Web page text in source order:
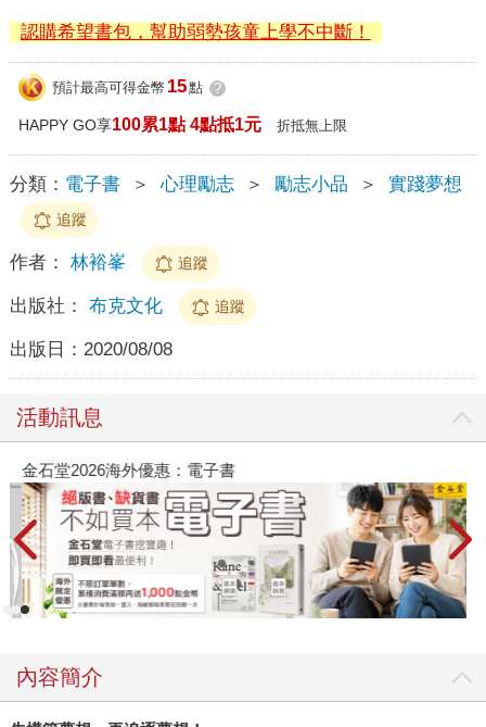
認購希望書包，幫助弱勢孩童上學不中斷！
預計最高可得金幣 15點 ?
HAPPY GO享100累1點 4點抵1元 折抵無上限
分類： 電子書 ＞ 心理勵志 ＞ 勵志小品 ＞ 實踐夢想
追蹤
作者： 林裕峯 追蹤
出版社： 布克文化 追蹤
出版日： 2020/08/08
活動訊息
金石堂2026海外優惠：電子書
內容簡介